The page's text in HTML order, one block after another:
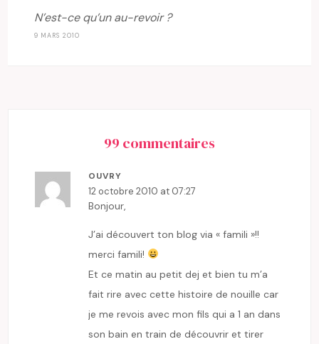
N’est-ce qu’un au-revoir ?
9 MARS 2010
99 commentaires
OUVRY
12 octobre 2010 at 07:27
Bonjour,
J’ai découvert ton blog via « famili »!!
merci famili!
Et ce matin au petit dej et bien tu m’a
fait rire avec cette histoire de nouille car
je me revois avec mon fils qui a 1 an dans
son bain en train de découvrir et tirer